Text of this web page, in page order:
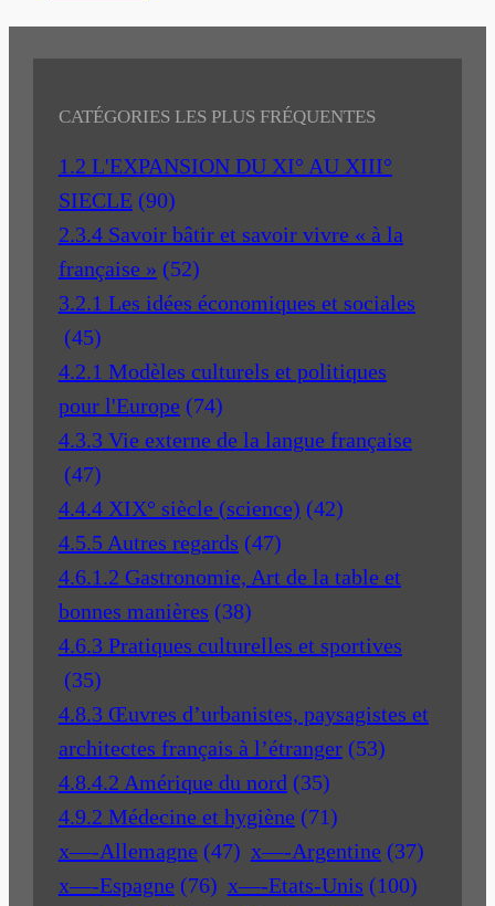
CATÉGORIES LES PLUS FRÉQUENTES
1.2 L'EXPANSION DU XI° AU XIII°
SIECLE (90)
2.3.4 Savoir bâtir et savoir vivre « à la
française » (52)
3.2.1 Les idées économiques et sociales
(45)
4.2.1 Modèles culturels et politiques
pour l'Europe (74)
4.3.3 Vie externe de la langue française
(47)
4.4.4 XIX° siècle (science) (42)
4.5.5 Autres regards (47)
4.6.1.2 Gastronomie, Art de la table et
bonnes manières (38)
4.6.3 Pratiques culturelles et sportives
(35)
4.8.3 Œuvres d’urbanistes, paysagistes et
architectes français à l’étranger (53)
4.8.4.2 Amérique du nord (35)
4.9.2 Médecine et hygiène (71)
x—-Allemagne (47) x—-Argentine (37)
x—-Espagne (76) x—-Etats-Unis (100)